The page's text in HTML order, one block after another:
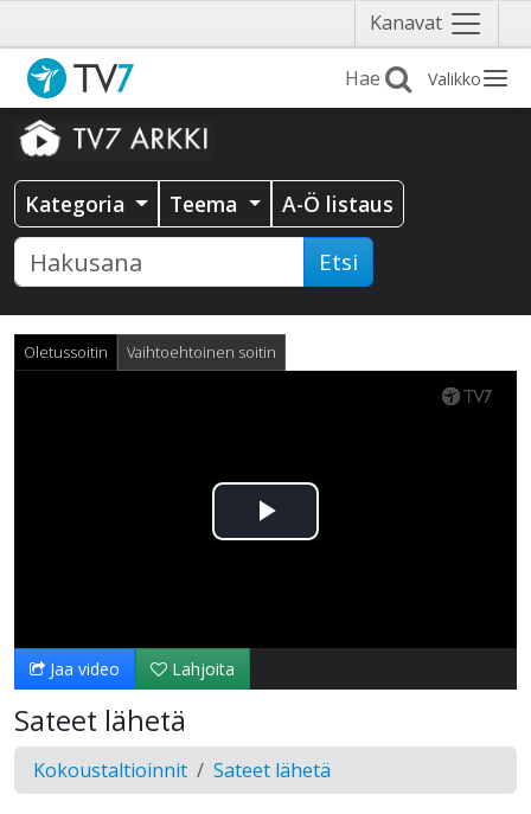
Kanavat Näytä
valikko
Valikko
Kategoria Teema A-Ö listaus
Etsi
Oletussoitin Vaihtoehtoinen soitin
Toista
Jaa video Lahjoita
Sateet lähetä
Kokoustaltioinnit Sateet lähetä